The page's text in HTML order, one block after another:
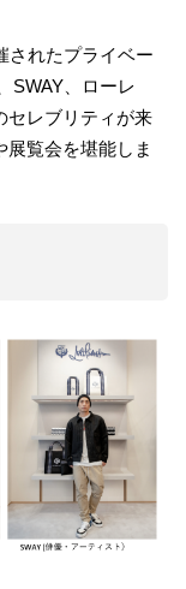
されたプライベー
SWAY、ローレ
セレブリティが来
覧会を堪能しま